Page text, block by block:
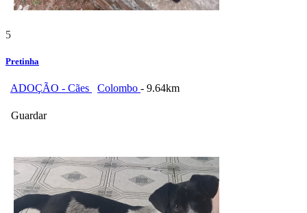
5
Pretinha
ADOÇÃO - Cães Colombo - 9.64km
Guardar